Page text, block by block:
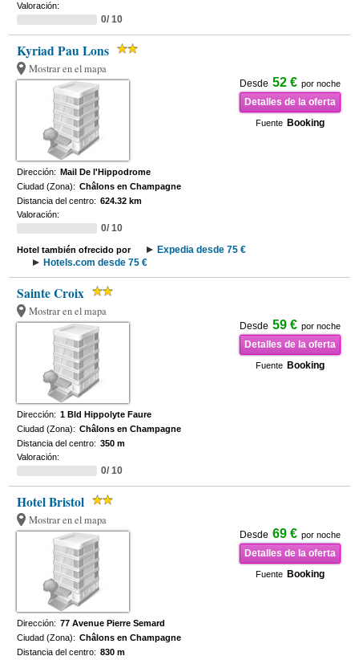
Valoración:
0/ 10
Kyriad Pau Lons
Mostrar en el mapa
Desde 52 € por noche
Detalles de la oferta
Fuente Booking
Dirección: Mail De l'Hippodrome
Ciudad (Zona): Châlons en Champagne
Distancia del centro: 624.32 km
Valoración:
0/ 10
Hotel también ofrecido por
Expedia desde 75 €
Hotels.com desde 75 €
Sainte Croix
Mostrar en el mapa
Desde 59 € por noche
Detalles de la oferta
Fuente Booking
Dirección: 1 Bld Hippolyte Faure
Ciudad (Zona): Châlons en Champagne
Distancia del centro: 350 m
Valoración:
0/ 10
Hotel Bristol
Mostrar en el mapa
Desde 69 € por noche
Detalles de la oferta
Fuente Booking
Dirección: 77 Avenue Pierre Semard
Ciudad (Zona): Châlons en Champagne
Distancia del centro: 830 m